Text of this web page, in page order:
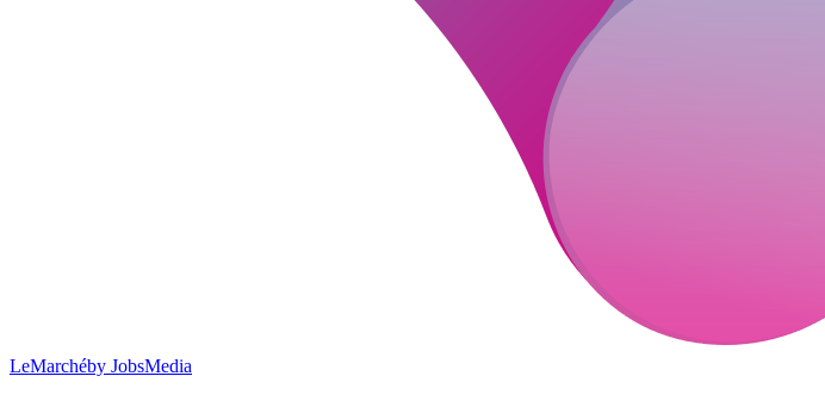
LeMarchéby JobsMedia